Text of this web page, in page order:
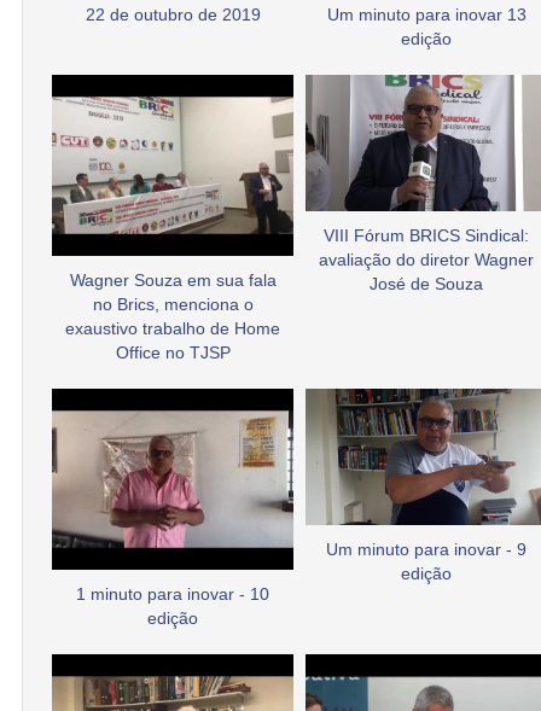
22 de outubro de 2019
Um minuto para inovar 13
edição
Wagner Souza em sua fala
no Brics, menciona o
exaustivo trabalho de Home
Office no TJSP
VIII Fórum BRICS Sindical:
avaliação do diretor Wagner
José de Souza
1 minuto para inovar - 10
edição
Um minuto para inovar - 9
edição